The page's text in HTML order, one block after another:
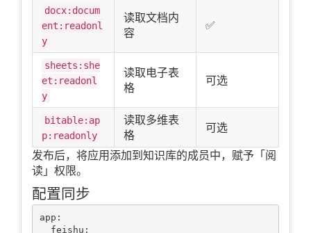
docx:docum
ent:readonl
y
读取文档内
容
✅
sheets:she
et:readonl
y
读取电子表
格
可选
bitable:ap
p:readonly
读取多维表
格
可选
发布后，将应用添加到知识库的成员中，赋予「阅
读」权限。
配置同步
app: